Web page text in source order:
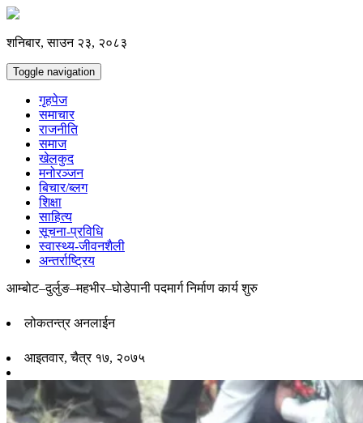
शनिबार, साउन २३, २०८३
Toggle navigation
गृहपेज
समाचार
राजनीति
समाज
खेलकुद
मनोरञ्जन
बिचार/ब्लग
शिक्षा
साहित्य
सूचना-प्रविधि
स्वास्थ्य-जीवनशैली
अन्तर्राष्ट्रिय
आम्बोट–दुर्लुङ–महभीर–घोडेपानी पदमार्ग निर्माण कार्य शुरु
लोकतन्त्र अनलाईन
आइतवार, चैत्र १७, २०७५